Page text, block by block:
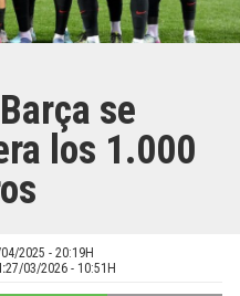
se
los 1.000
2025 - 20:19H
27/03/2026 - 10:51H